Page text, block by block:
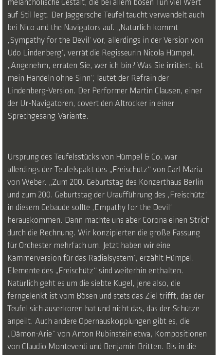
melancholische Gestalt, die bei allem bösen Tun viel Wert
auf Stil legt. Der Jaggersche Teufel taucht verwandelt auch
bei Nico and the Navigators auf. „Natürlich kommt
‚Sympathy for the Devil‘ vor, allerdings in der Version von
Udo Lindenberg“, verrät die Regisseurin Nicola Hümpel.
„Angenehm, erraten Sie, wer ich bin? Was Sie irritiert, ist
mein Handeln ohne Sinn“, lautet der Refrain der
Lindenberg-Version. Der Performer Martin Clausen, einer
der Ur-Navigatoren, covert den Altrocker in einer
Sprechgesang-Variante.
Ursprung des Teufelsstücks von Hümpel & Co. war
allerdings der Teufelspakt des „Freischütz“ von Carl Maria
von Weber. „Zum 200. Geburtstag des Konzerthaus Berlin
und zum 200. Geburtstag der Uraufführung des ‚Freischütz‘
in diesem Gebäude sollte ‚Empathy for the Devil‘
herauskommen. Dann machte uns aber Corona einen Strich
durch die Rechnung. Wir konzipierten die große Fassung
für Orchester mehrfach um. Jetzt haben wir eine
Kammerversion für das Radialsystem“, erzählt Hümpel.
Elemente des „Freischütz“ sind weiterhin enthalten.
Natürlich geht es um die siebte Kugel, jene also, die
ferngelenkt ist vom Bösen und stets das Ziel trifft, das der
Teufel sich auserkoren hat und nicht das, das der Schütze
anpeilt. Auch andere Opernauskopplungen gibt es, die
„Dämon-Arie“ von Anton Rubinstein etwa, Kompositionen
von Claudio Monteverdi und Benjamin Britten. Bis in die